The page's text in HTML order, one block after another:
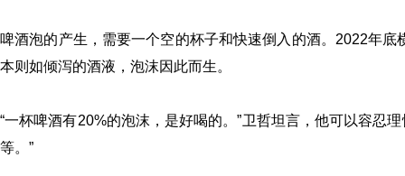
啤酒泡的产生，需要一个空的杯子和快速倒入的酒。2022年
本则如倾泻的酒液，泡沫因此而生。
“一杯啤酒有20%的泡沫，是好喝的。”卫哲坦言，他可以容忍
等。”